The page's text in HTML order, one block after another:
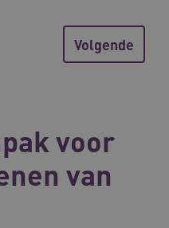
Volgende
voor
van